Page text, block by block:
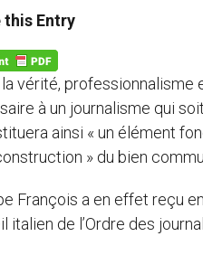
s
e
g
e
r
e
b
o
k
this Entry
vérité,
à un journalisme qui
ainsi « un élément
» du bien
François a en effet reçu
italien de l’Ordre des